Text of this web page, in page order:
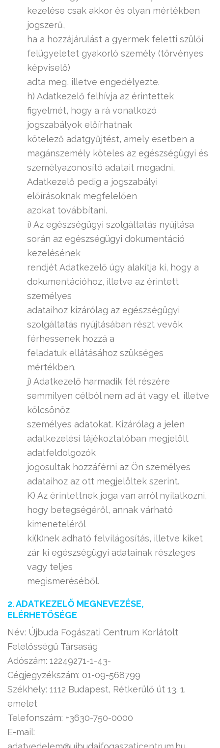
kezelése csak akkor és olyan mértékben
jogszerű,
ha a hozzájárulást a gyermek feletti szülői
felügyeletet gyakorló személy (törvényes
képviselő)
adta meg, illetve engedélyezte.
h) Adatkezelő felhívja az érintettek
figyelmét, hogy a rá vonatkozó
jogszabályok előírhatnak
kötelező adatgyűjtést, amely esetben a
magánszemély köteles az egészségügyi és
személyazonosító adatait megadni,
Adatkezelő pedig a jogszabályi
előírásoknak megfelelően
azokat továbbítani.
i) Az egészségügyi szolgáltatás nyújtása
során az egészségügyi dokumentáció
kezelésének
rendjét Adatkezelő úgy alakítja ki, hogy a
dokumentációhoz, illetve az érintett
személyes
adataihoz kizárólag az egészségügyi
szolgáltatás nyújtásában részt vevők
férhessenek hozzá a
feladatuk ellátásához szükséges
mértékben.
j) Adatkezelő harmadik fél részére
semmilyen célból nem ad át vagy el, illetve
kölcsönöz
személyes adatokat. Kizárólag a jelen
adatkezelési tájékoztatóban megjelölt
adatfeldolgozók
jogosultak hozzáférni az Ön személyes
adataihoz az ott megjelöltek szerint.
K) Az érintettnek joga van arról nyilatkozni,
hogy betegségéről, annak várható
kimeneteléről
ki(k)nek adható felvilágosítás, illetve kiket
zár ki egészségügyi adatainak részleges
vagy teljes
megismeréséből.
2. ADATKEZELŐ MEGNEVEZÉSE,
ELÉRHETŐSÉGE
Név: Újbuda Fogászati Centrum Korlátolt
Felelősségű Társaság
Adószám: 12249271-1-43-
Cégjegyzékszám: 01-09-568799
Székhely: 1112 Budapest, Rétkerülő út 13. 1.
emelet
Telefonszám: +3630-750-0000
E-mail: